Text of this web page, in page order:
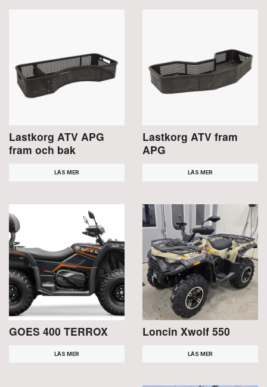
Lastkorg ATV APG
fram och bak
LÄS MER
Lastkorg ATV fram
APG
LÄS MER
GOES 400 TERROX
LÄS MER
Loncin Xwolf 550
LÄS MER